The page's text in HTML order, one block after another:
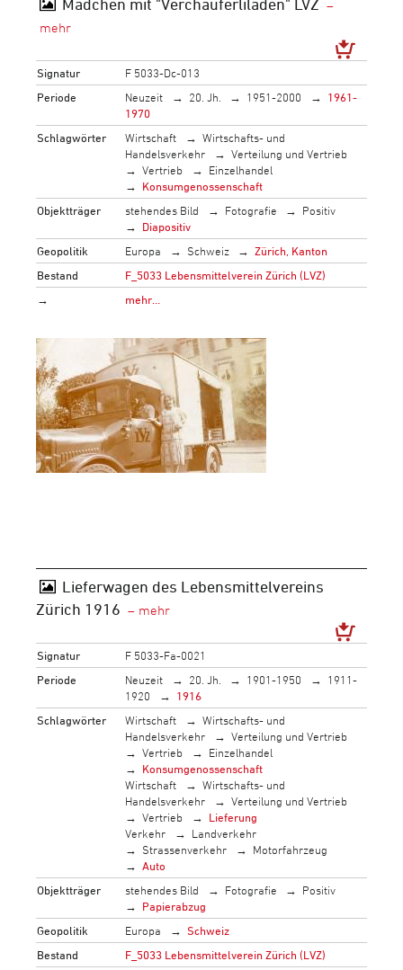
Mädchen mit "Verchäuferliladen" LVZ
Signatur
F 5033-Dc-013
Periode
Neuzeit 20. Jh. 1951-2000
1961-
1970
Schlagwörter
Wirtschaft
Wirtschafts- und
Handelsverkehr
Verteilung und Vertrieb
Vertrieb
Einzelhandel
Konsumgenossenschaft
Objektträger
stehendes Bild Fotografie
Positiv
Diapositiv
Geopolitik
Europa Schweiz
Zürich, Kanton
Bestand
F_5033 Lebensmittelverein Zürich (LVZ)
→
mehr…
Lieferwagen des Lebensmittelvereins
Zürich 1916
Signatur
F 5033-Fa-0021
Periode
Neuzeit 20. Jh. 1901-1950
1911-
1920
1916
Schlagwörter
Wirtschaft
Wirtschafts- und
Handelsverkehr
Verteilung und Vertrieb
Vertrieb
Einzelhandel
Konsumgenossenschaft
Wirtschaft
Wirtschafts- und
Handelsverkehr
Verteilung und Vertrieb
Vertrieb
Lieferung
Verkehr
Landverkehr
Strassenverkehr
Motorfahrzeug
Auto
Objektträger
stehendes Bild Fotografie
Positiv
Papierabzug
Geopolitik
Europa
Schweiz
Bestand
F_5033 Lebensmittelverein Zürich (LVZ)